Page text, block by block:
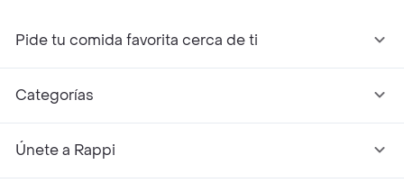
Pide tu comida favorita cerca de ti
Categorías
Únete a Rappi